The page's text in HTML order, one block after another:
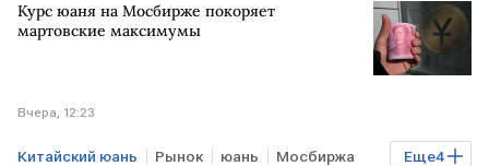
Курс юаня на Мосбирже покоряет
мартовские максимумы
Вчера, 12:23
Еще4
Китайский юань Рынок юань Мосбиржа